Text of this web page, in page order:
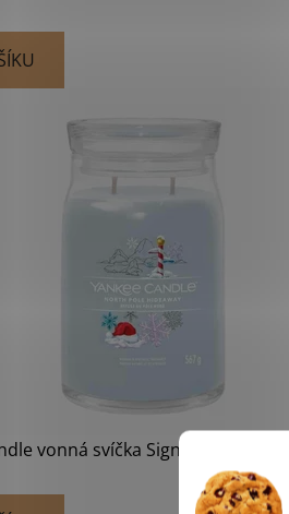
vonná svíčka Signature ve